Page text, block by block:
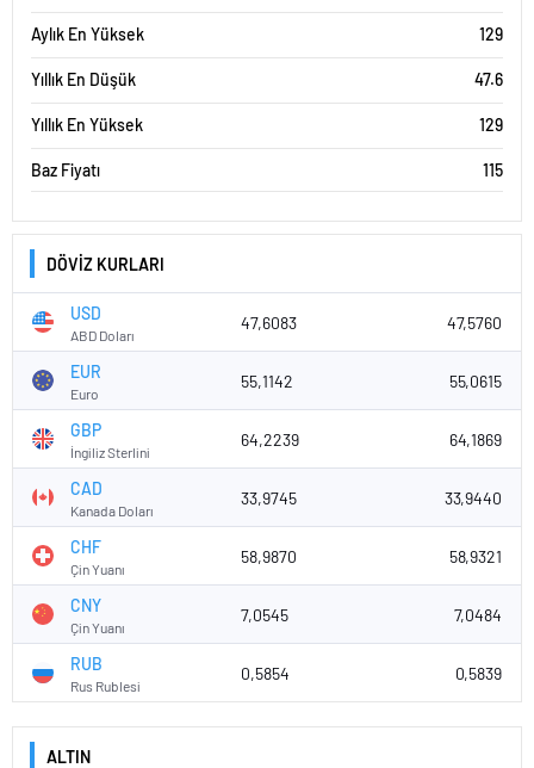
Aylık En Yüksek 129
Yıllık En Düşük 47.6
Yıllık En Yüksek 129
Baz Fiyatı 115
DÖVİZ KURLARI
USD
ABD Doları
47,6083 47,5760
EUR
Euro
55,1142 55,0615
GBP
İngiliz Sterlini
64,2239 64,1869
CAD
Kanada Doları
33,9745 33,9440
CHF
Çin Yuanı
58,9870 58,9321
CNY
Çin Yuanı
7,0545 7,0484
RUB
Rus Rublesi
0,5854 0,5839
ALTIN